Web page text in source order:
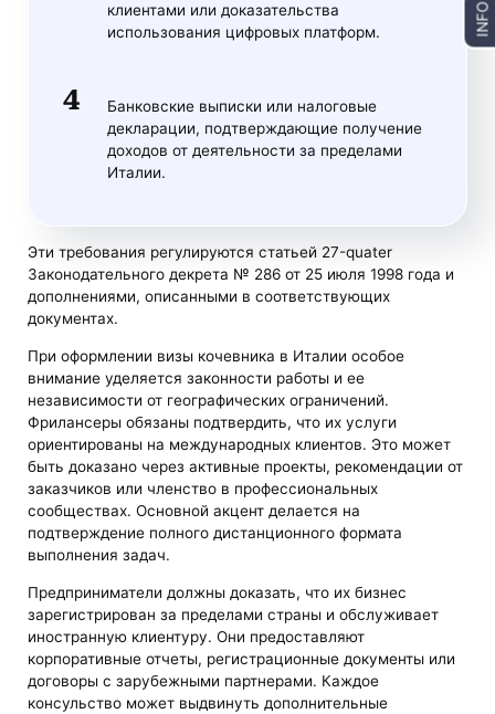
клиентами или доказательства
использования цифровых платформ.
Банковские выписки или налоговые
декларации, подтверждающие получение
доходов от деятельности за пределами
Италии.
Эти требования регулируются статьей 27-quater
Законодательного декрета № 286 от 25 июля 1998 года и
дополнениями, описанными в соответствующих
документах​​.
При оформлении визы кочевника в Италии особое
внимание уделяется законности работы и ее
независимости от географических ограничений.
Фрилансеры обязаны подтвердить, что их услуги
ориентированы на международных клиентов. Это может
быть доказано через активные проекты, рекомендации от
заказчиков или членство в профессиональных
сообществах. Основной акцент делается на
подтверждение полного дистанционного формата
выполнения задач.
Предприниматели должны доказать, что их бизнес
зарегистрирован за пределами страны и обслуживает
иностранную клиентуру. Они предоставляют
корпоративные отчеты, регистрационные документы или
договоры с зарубежными партнерами. Каждое
консульство может выдвинуть дополнительные
INFO